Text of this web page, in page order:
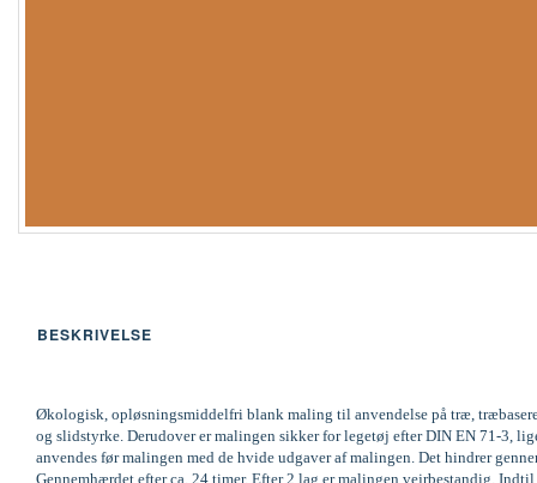
BESKRIVELSE
Økologisk, opløsningsmiddelfri blank maling til anvendelse på træ,
og slidstyrke. Derudover er malingen sikker for legetøj efter DIN EN 71-3,
anvendes før malingen med de hvide udgaver af malingen. Det hindrer
Gennemhærdet efter ca. 24 timer. Efter 2 lag er malingen vejrbestandig.